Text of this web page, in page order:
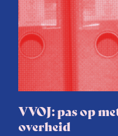
VVOJ: pas op
overheid